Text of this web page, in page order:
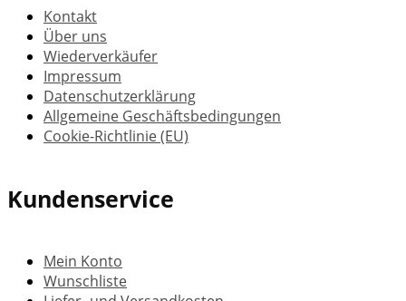
Kontakt
Über uns
Wiederverkäufer
Impressum
Datenschutzerklärung
Allgemeine Geschäftsbedingungen
Cookie-Richtlinie (EU)
Kundenservice
Mein Konto
Wunschliste